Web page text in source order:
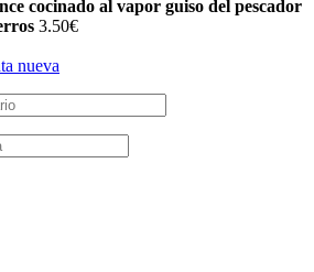
cocinado al vapor guiso del pescador
3.50€
nueva